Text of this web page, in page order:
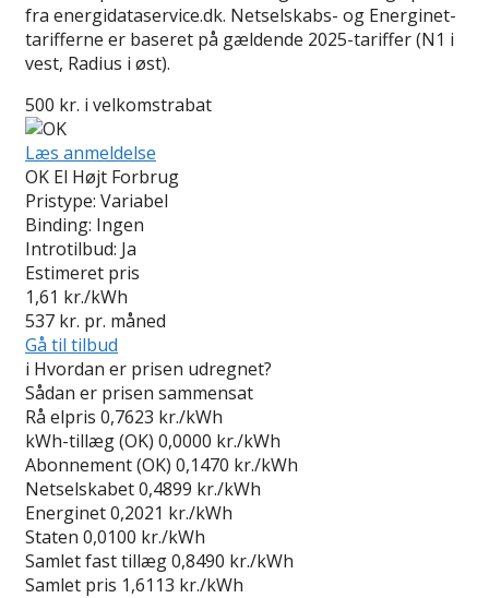
fra energidataservice.dk. Netselskabs- og Energinet-
tarifferne er baseret på gældende 2025-tariffer (N1 i
vest, Radius i øst).
500 kr. i velkomstrabat
Læs anmeldelse
OK El Højt Forbrug
Pristype: Variabel
Binding: Ingen
Introtilbud: Ja
Estimeret pris
1,61 kr./kWh
537 kr. pr. måned
Gå til tilbud
i Hvordan er prisen udregnet?
Sådan er prisen sammensat
Rå elpris 0,7623 kr./kWh
kWh-tillæg (OK) 0,0000 kr./kWh
Abonnement (OK) 0,1470 kr./kWh
Netselskabet0,4899 kr./kWh
Energinet0,2021 kr./kWh
Staten 0,0100 kr./kWh
Samlet fast tillæg0,8490 kr./kWh
Samlet pris 1,6113 kr./kWh